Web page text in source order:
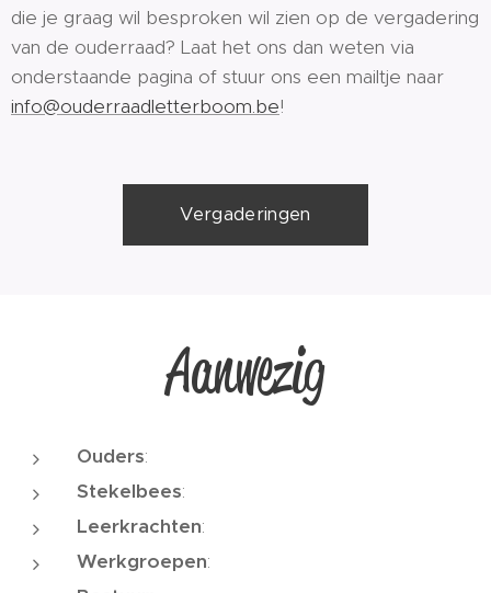
die je graag wil besproken wil zien op de vergadering
van de ouderraad? Laat het ons dan weten via
onderstaande pagina of stuur ons een mailtje naar
info@ouderraadletterboom.be!
Vergaderingen
Aanwezig
Ouders:
Stekelbees:
Leerkrachten:
Werkgroepen: